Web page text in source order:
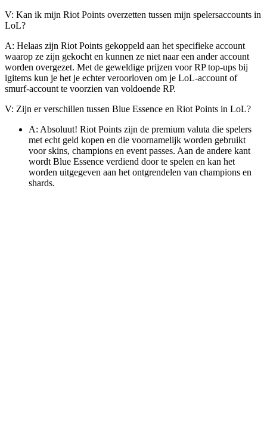
V: Kan ik mijn Riot Points overzetten tussen mijn spelersaccounts in
LoL?
A: Helaas zijn Riot Points gekoppeld aan het specifieke account
waarop ze zijn gekocht en kunnen ze niet naar een ander account
worden overgezet. Met de geweldige prijzen voor RP top-ups bij
igitems kun je het je echter veroorloven om je LoL-account of
smurf-account te voorzien van voldoende RP.
V: Zijn er verschillen tussen Blue Essence en Riot Points in LoL?
A: Absoluut! Riot Points zijn de premium valuta die spelers
met echt geld kopen en die voornamelijk worden gebruikt
voor skins, champions en event passes. Aan de andere kant
wordt Blue Essence verdiend door te spelen en kan het
worden uitgegeven aan het ontgrendelen van champions en
shards.